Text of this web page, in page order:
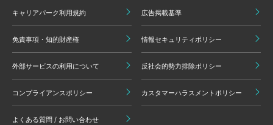
キャリアパーク利用規約 広告掲載基準
免責事項・知的財産権 情報セキュリティポリシー
外部サービスの利用について 反社会的勢力排除ポリシー
コンプライアンスポリシー カスタマーハラスメントポリシー
よくある質問 / お問い合わせ